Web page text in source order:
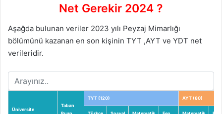
Net Gerekir 2024 ?
Aşağda bulunan veriler 2023 yılı Peyzaj Mimarlığı
bölümünü kazanan en son kişinin TYT ,AYT ve YDT net
verileridir.
Üniversite
Taban
TYT (120) AYT (80)